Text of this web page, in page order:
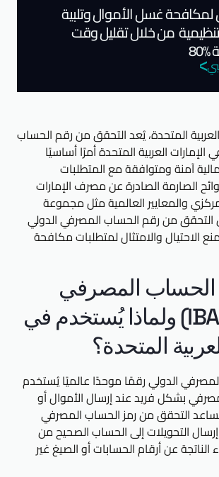
لمكافحة غسل الأموال وتلبية
من خلال تقليل وقت
المتحدة، يُعد التحقق من رقم الحساب
العربية المتحدة أمرًا أساسيًا
آمنة ومتوافقة مع المتطلبات
الصارمة الصادرة عن مصرف الإمارات
والمعايير العالمية مثل مجموعة
التحقق من رقم الحساب المصرفي الدولي
الاحتيال والامتثال لمتطلبات مكافحة
الحساب المصرفي
الدولي (IBAN) ولماذا يُستخدم في
المتحدة؟
الدولي رقمًا موحدًا عالميًا يُستخدم
بشكل فريد عند إرسال الأموال أو
التحقق من رمز الحساب المصرفي
التحويلات إلى الحساب الصحيح من
الناتجة عن أرقام الحسابات أو الصيغ غير